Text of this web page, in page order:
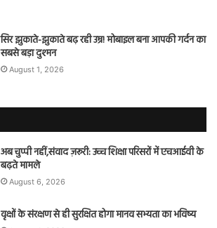
सिर झुकाते-झुकाते बढ़ रही उम्र! मोबाइल बना आपकी गर्दन का
सबसे बड़ा दुश्मन
August 1, 2026
अब चुप्पी नहीं,संवाद ज़रूरी: उच्च शिक्षा परिसरों में एचआईवी के
बढ़ते मामले
August 6, 2026
वृक्षों के संरक्षण से ही सुरक्षित होगा मानव सभ्यता का भविष्य